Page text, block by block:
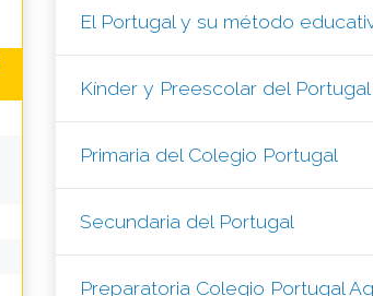
El Portugal y su método
Kínder y Preescolar del Portugal
Primaria del Colegio Portugal
Secundaria del Portugal
Preparatoria Colegio Portugal